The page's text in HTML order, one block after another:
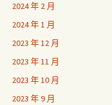
2024 年 2 月
2024 年 1 月
2023 年 12 月
2023 年 11 月
2023 年 10 月
2023 年 9 月